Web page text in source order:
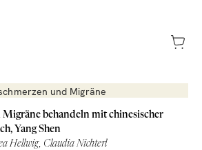
behandeln mit chinesischer
Yang Shen
Hellwig, Claudia Nichterl